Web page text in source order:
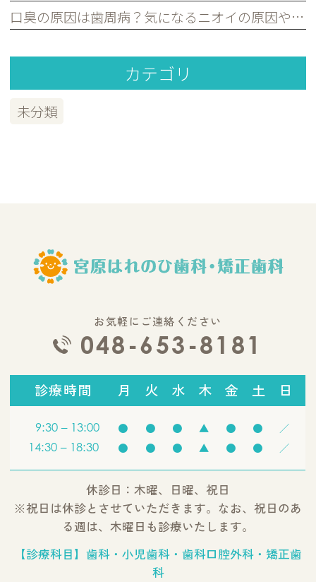
口臭の原因は歯周病？気になるニオイの原因や対策を歯科医が解説｜宮原・さいたま市北区の歯医者
カテゴリ
未分類
お気軽にご連絡ください
048-653-8181
診療時間 月 火 水 木 金 土 日
9:30 – 13:00 ● ● ● ▲ ● ● ／
14:30 – 18:30 ● ● ● ▲ ● ● ／
休診日：木曜、日曜、祝日
※祝日は休診とさせていただきます。なお、祝日のあ
る週は、木曜日も診療いたします。
【診療科目】歯科・小児歯科・歯科口腔外科・矯正歯
科